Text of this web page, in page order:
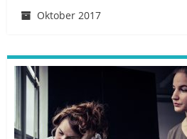
Oktober 2017